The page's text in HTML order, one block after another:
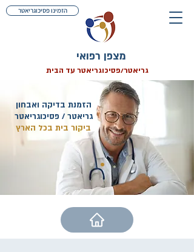
הזמינו פסיכוגריאטר
מצפן רפואי
גריאטר/פסיכוגריאטר עד הבית
הזמנת בדיקה ואבחון
גריאטר / פסיכוגריאטר
ביקור בית בכל הארץ